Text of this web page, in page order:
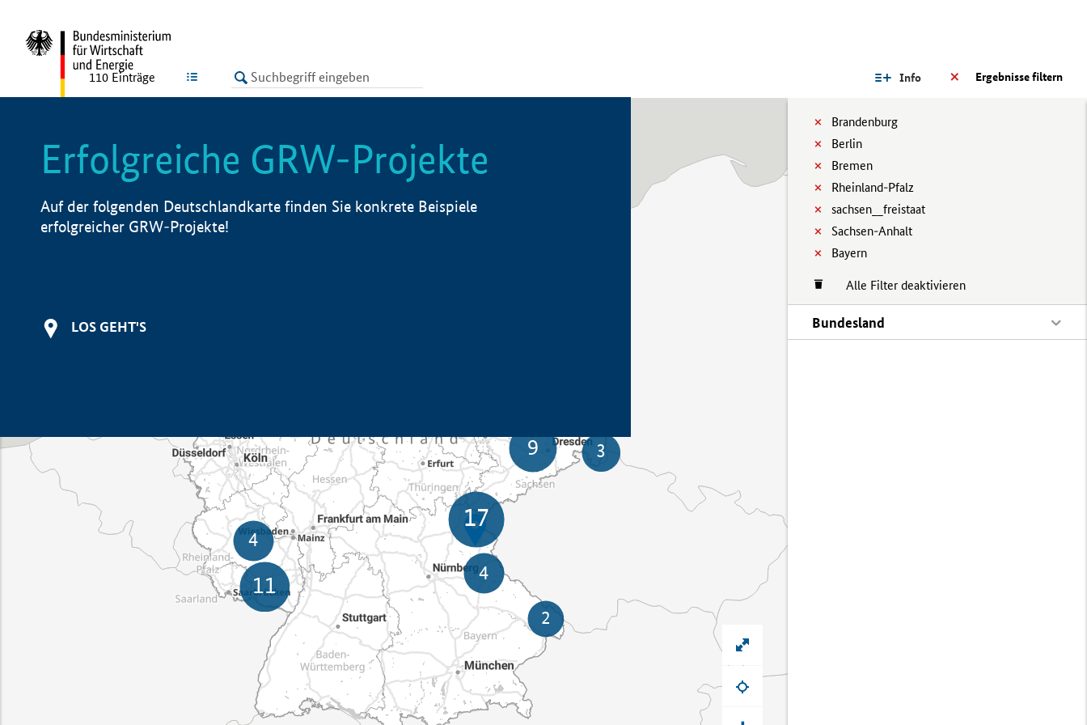
LISTE Ergebnisse filtern
Info
Brandenburg
Berlin
Bremen
Rheinland-Pfalz
sachsen__freistaat
Sachsen-Anhalt
Bayern
Alle Filter deaktivieren
Bundesland
110 Einträge
Erfolgreiche GRW-Projekte
Auf der folgenden Deutschlandkarte finden Sie konkrete Beispiele
erfolgreicher GRW-Projekte!
LOS GEHT'S